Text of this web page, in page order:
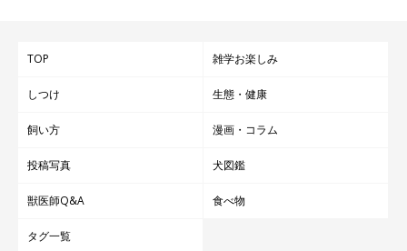
TOP 雑学お楽しみ
しつけ 生態・健康
飼い方 漫画・コラム
投稿写真 犬図鑑
獣医師Q&A 食べ物
タグ一覧